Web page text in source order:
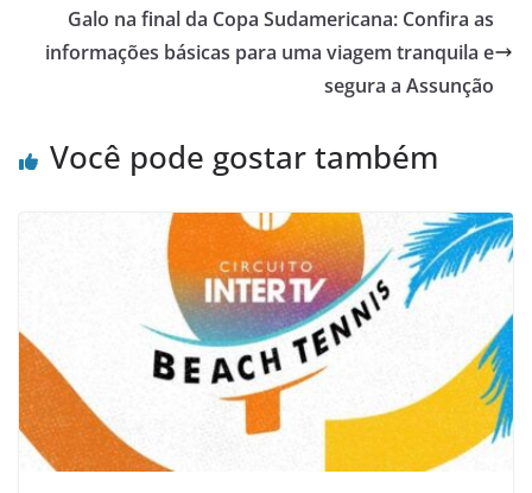
Galo na final da Copa Sudamericana: Confira as
informações básicas para uma viagem tranquila e
segura a Assunção
Você pode gostar também